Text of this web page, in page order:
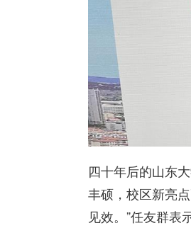
四十年后的山东
丰硕，校区新亮
见效。”任友群表